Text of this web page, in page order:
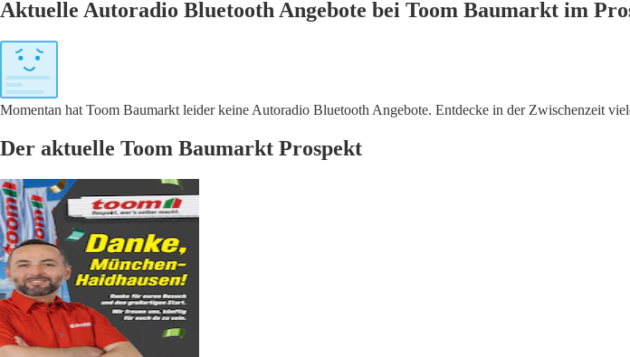
Aktuelle Autoradio Bluetooth Angebote bei Toom Baumarkt im
Momentan hat Toom Baumarkt leider keine Autoradio Bluetooth Angebote. Entdecke in der Zwischenzeit
Der aktuelle Toom Baumarkt Prospekt